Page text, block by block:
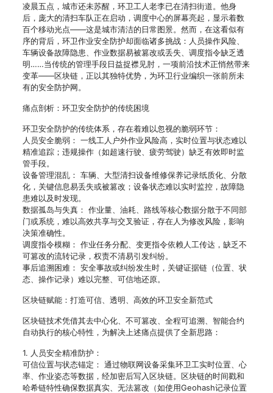
凌晨五点，城市还未苏醒，环卫工人老李已在清扫街道。他身
后，庞大的清扫车队正在启动，调度中心的屏幕亮起，显示着数
百个移动光点——这是城市清洁的日常图景。然而，在这看似有
序的背后，环卫作业安全防护却面临诸多挑战：人员操作风险、
车辆设备故障隐患、作业数据易被篡改或丢失、调度指令缺乏透
明……当传统的管理手段日益捉襟见肘，一项前沿技术正悄然带来
变革——区块链，正以其独特优势，为环卫行业编织一张前所未
有的安全防护网。
痛点剖析：环卫安全防护的传统困境
环卫安全防护的传统体系，存在着难以忽视的脆弱环节：
人员安全脆弱： 一线工人户外作业风险高，实时位置与状态难以
精准追踪；违规操作（如超速行驶、疲劳驾驶）缺乏有效即时监
管手段。
设备管理混乱： 车辆、大型清扫设备维修保养记录纸质化、分散
化，关键信息易丢失或被篡改；设备状态难以实时监控，故障隐
患难以及时发现。
数据孤岛与失真： 作业量、油耗、路线等核心数据分散于不同部
门或系统，难以高效共享与交叉验证，存在人为修改风险，影响
决策准确性。
调度指令模糊： 作业任务分配、变更指令依赖人工传达，缺乏不
可篡改的流转记录，权责不清易引发纠纷。
事后追溯困难： 安全事故或纠纷发生时，关键证据链（位置、状
态、操作记录）难以完整、可信地还原。
区块链赋能：打造可信、透明、高效的环卫安全新范式
区块链技术凭借其去中心化、不可篡改、全程可追溯、智能合约
自动执行的核心特性，为解决上述痛点提供了全新思路：
1. 人员安全精准防护：
可信位置与状态锚定： 通过物联网设备采集环卫工实时位置、心
率、作业姿态等数据，经加密后写入区块链。区块链的时间戳和
哈希链特性确保数据真实、无法篡改（如使用Geohash记录位置